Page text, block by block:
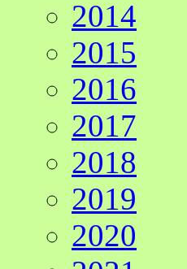
2014
2015
2016
2017
2018
2019
2020